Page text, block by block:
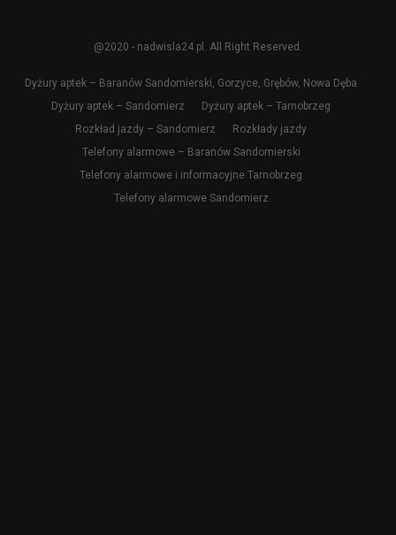
@2020 - nadwisla24.pl. All Right Reserved.
Dyżury aptek – Baranów Sandomierski, Gorzyce, Grębów, Nowa Dęba
Dyżury aptek – Sandomierz
Dyżury aptek – Tarnobrzeg
Rozkład jazdy – Sandomierz
Rozkłady jazdy
Telefony alarmowe – Baranów Sandomierski
Telefony alarmowe i informacyjne Tarnobrzeg
Telefony alarmowe Sandomierz